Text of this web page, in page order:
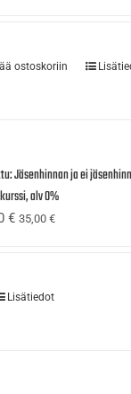
ostoskoriin
Jäsenhinnan ja ei
alv 0%
€ 35,00€
Lisätiedot